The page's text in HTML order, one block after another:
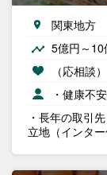
関東地方
5億円～10
（応相談）
・健康不
・長年の取引
立地（インタ